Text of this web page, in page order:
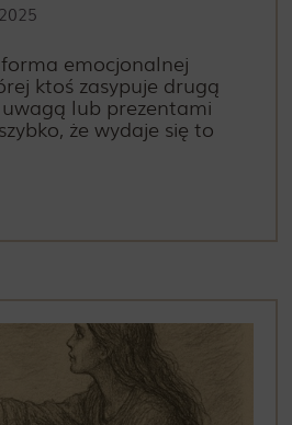
emocjonalnej
ktoś zasypuje drugą
lub prezentami
że wydaje się to